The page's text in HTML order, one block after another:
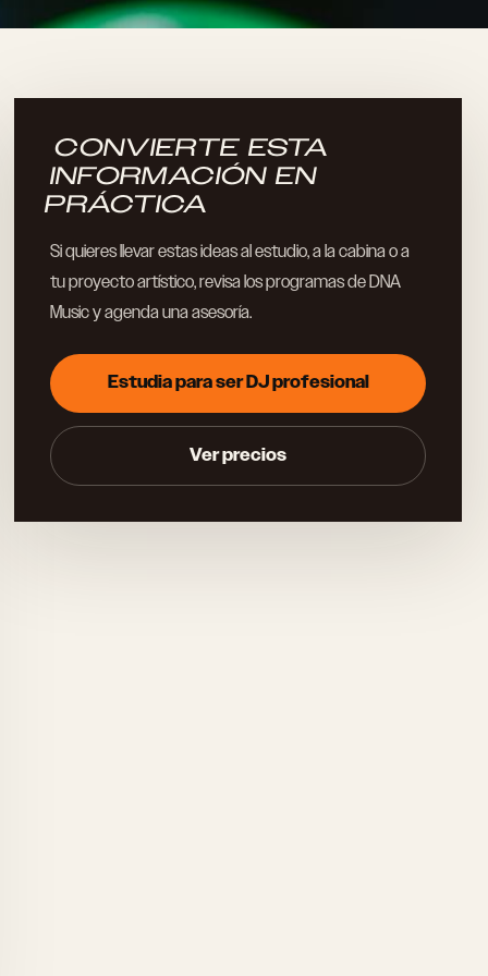
CONVIERTE ESTA
INFORMACIÓN EN
PRÁCTICA
Si quieres llevar estas ideas al estudio, a la cabina o a
tu proyecto artístico, revisa los programas de DNA
Music y agenda una asesoría.
Estudia para ser DJ profesional
Ver precios